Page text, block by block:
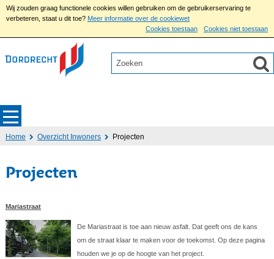
Wij zouden graag functionele cookies willen gebruiken om de gebruikerservaring te
verbeteren, staat u dit toe? Meer informatie over de cookiewet
Cookies toestaan
Cookies niet toestaan
Home Overzicht Inwoners Projecten
Projecten
Mariastraat
De Mariastraat is toe aan nieuw asfalt. Dat geeft ons de kans
om de straat klaar te maken voor de toekomst. Op deze pagina
houden we je op de hoogte van het project.